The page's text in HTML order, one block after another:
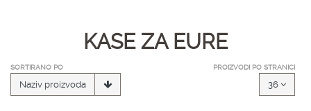
KASE ZA EURE
SORTIRANO PO
Naziv proizvoda
PROIZVODI PO STRANICI
36